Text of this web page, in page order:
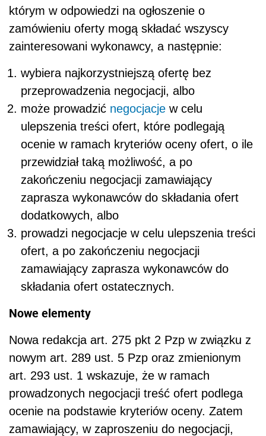
którym w odpowiedzi na ogłoszenie o
zamówieniu oferty mogą składać wszyscy
zainteresowani wykonawcy, a następnie:
wybiera najkorzystniejszą ofertę bez
przeprowadzenia negocjacji, albo
może prowadzić negocjacje w celu
ulepszenia treści ofert, które podlegają
ocenie w ramach kryteriów oceny ofert, o ile
przewidział taką możliwość, a po
zakończeniu negocjacji zamawiający
zaprasza wykonawców do składania ofert
dodatkowych, albo
prowadzi negocjacje w celu ulepszenia treści
ofert, a po zakończeniu negocjacji
zamawiający zaprasza wykonawców do
składania ofert ostatecznych.
Nowe elementy
Nowa redakcja art. 275 pkt 2 Pzp w związku z
nowym art. 289 ust. 5 Pzp oraz zmienionym
art. 293 ust. 1 wskazuje, że w ramach
prowadzonych negocjacji treść ofert podlega
ocenie na podstawie kryteriów oceny. Zatem
zamawiający, w zaproszeniu do negocjacji,